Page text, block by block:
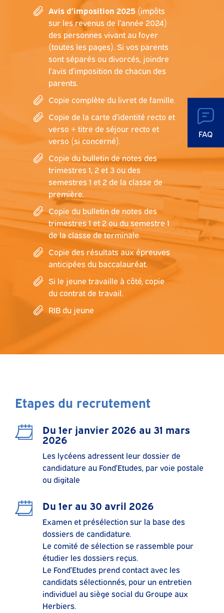
FAQ
Avis d’imposition 2025(impôts
sur les revenus de l’année 2024)
des personnes vivant au foyer
(toutes les pages). Si vos parents
sont séparés ou divorcés, joindre
l’avis d’imposition de chacun des
parents.
Copie complète du livret de famille.
Copie de la carte d’identité recto et
verso + titre de séjour recto et
verso (si concerné).
Copie du bulletin de notes des
trimestres 1, 2 et 3 ou des
semestres 1 et 2 de la classe de
première.
Copie du bulletin de notes des
trimestres 1 et 2 ou du semestre 1
de la classe de terminale.
Copie des résultats aux épreuves
anticipées du baccalauréat.
Si le jeune travaille à côté, copie
du contrat de travail.
RIB du jeune
Etapes du recrutement
Du 1er janvier 2026 au 31 mars
2026
Les lycéens adressent leur dossier de
candidature au Fond’Etudes, par voie postale
ou digitale
Du 1er au 30 avril 2026
Examen et présélection sur la base des
dossiers de candidature.
Le comité de sélection se rassemble pour
étudier les dossiers reçus.
Le Fond’Etudes prend contact avec les
candidats sélectionnés, pour un entretien
individuel au siège social du Groupe aux
Herbiers.